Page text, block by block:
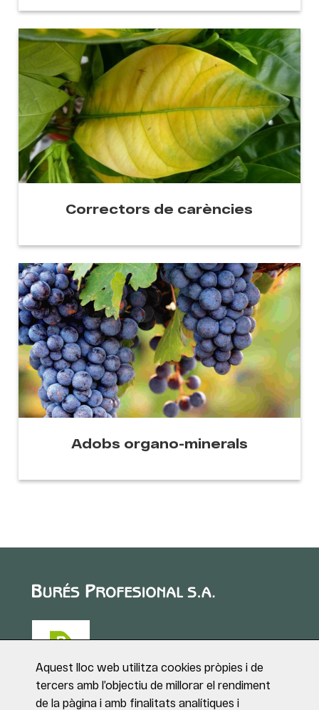
Correctors de carències
Adobs organo-minerals
Puig de Sant Roc, 1
Aquest lloc web utilitza cookies pròpies i de
tercers amb l’objectiu de millorar el rendiment
de la pàgina i amb finalitats analítiques i